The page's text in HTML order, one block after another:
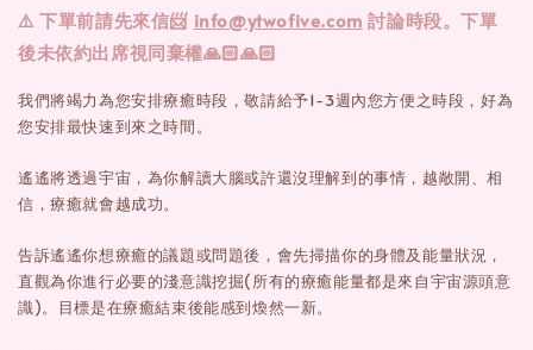
⚠️ 下單前請先來信📨 info@ytwofive.com 討論時段。下單
後未依約出席視同棄權🙏🏻🙏🏻
我們將竭力為您安排療癒時段，敬請給予1-3週內您方便之時段，好為
您安排最快速到來之時間。
遙遙將透過宇宙，為你解讀大腦或許還沒理解到的事情，越敞開、相
信，療癒就會越成功。
告訴遙遙你想療癒的議題或問題後，會先掃描你的身體及能量狀況，
直觀為你進行必要的淺意識挖掘(所有的療癒能量都是來自宇宙源頭意
識)。目標是在療癒結束後能感到煥然一新。